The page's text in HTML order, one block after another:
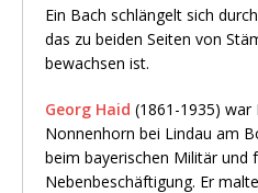
Ein Bach schlängelt sich
das zu beiden Seiten von
bewachsen ist.
Georg Haid (1861-1935) war
Nonnenhorn bei Lindau am
beim bayerischen Militär und
Nebenbeschäftigung. Er